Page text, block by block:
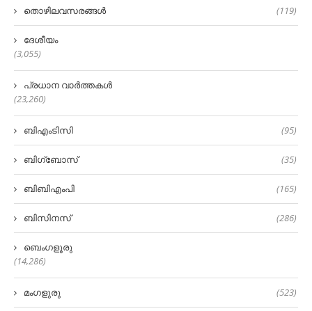
തൊഴിലവസരങ്ങൾ (119)
ദേശീയം
(3,055)
പ്രധാന വാർത്തകൾ
(23,260)
ബിഎംടിസി (95)
ബിഗ്‌ബോസ് (35)
ബിബിഎംപി (165)
ബിസിനസ് (286)
ബെംഗളൂരു
(14,286)
മംഗളുരു (523)